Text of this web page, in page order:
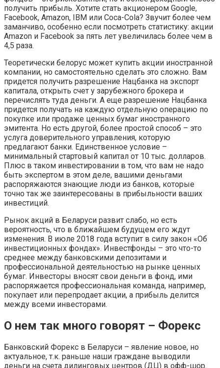
получить прибыль. Хотите стать акционером Google,
Facebook, Amazon, IBM или Coca-Cola? Звучит более чем
заманчиво, особенно если посмотреть статистику: акции
Amazon и Facebook за пять лет увеличилась более чем в
4,5 раза.
Теоретически белорус может купить акции иностранной
компании, но самостоятельно сделать это сложно. Вам
придется получить разрешение Нацбанка на экспорт
капитала, открыть счет у зарубежного брокера и
перечислять туда деньги. А еще разрешение Нацбанка
придется получать на каждую отдельную операцию по
покупке или продаже ценных бумаг иностранного
эмитента. Но есть другой, более простой способ – это
услуга доверительного управления, которую
предлагают банки. Единственное условие –
минимальный стартовый капитал от 10 тыс. долларов.
Плюс в таком инвестировании в том, что вам не надо
быть экспертом в этом деле, вашими деньгами
распоряжаются знающие люди из банков, которые
точно так же заинтересованы в прибыльности ваших
инвестиций.
Рынок акций в Беларуси развит слабо, но есть
вероятность, что в ближайшем будущем его ждут
изменения. В июле 2018 года вступит в силу закон «Об
инвестиционных фондах». Инвестфонды – это что-то
среднее между банковскими депозитами и
профессиональной деятельностью на рынке ценных
бумаг. Инвесторы вносят свои деньги в фонд, ими
распоряжается профессиональная команда, например,
покупает или перепродает акции, а прибыль делится
между всеми инвесторами.
О нем так много говорят – Форекс
Банковский Форекс в Беларуси – явление новое, но
актуальное, т.к. раньше наши граждане выводили
деньги на счета дилинговых центров (ДЦ) в офф-шор.